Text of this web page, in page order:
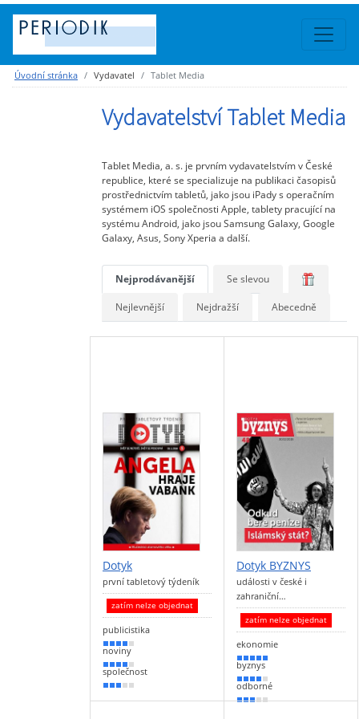
Úvodní stránka Vydavatel Tablet Media
Vydavatelství Tablet Media
Tablet Media, a. s. je prvním vydavatelstvím v České
republice, které se specializuje na publikaci časopisů
prostřednictvím tabletů, jako jsou iPady s operačním
systémem iOS společnosti Apple, tablety pracující na
systému Android, jako jsou Samsung Galaxy, Google
Galaxy, Asus, Sony Xperia a další.
Nejprodávanější Se slevou
Nejlevnější Nejdražší Abecedně
Dotyk
první tabletový týdeník
zatím nelze objednat
publicistika
80 %
noviny
70 %
společnost
60 %
Dotyk BYZNYS
události v české i
zahraniční…
zatím nelze objednat
ekonomie
90 %
byznys
80 %
odborné
50 %